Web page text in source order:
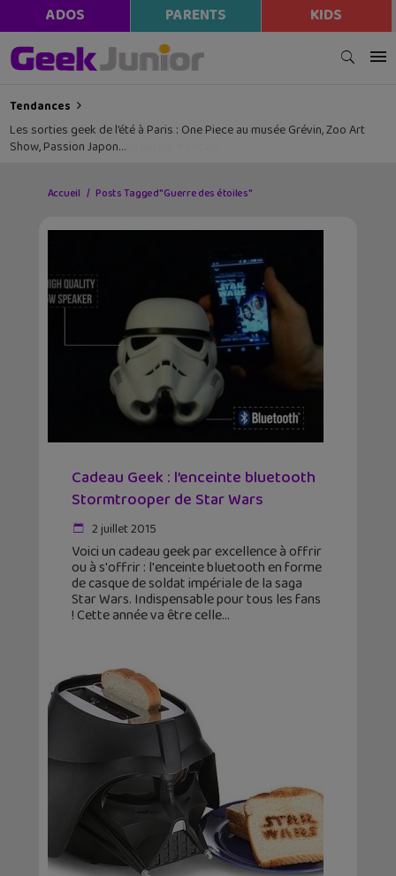
ADOS PARENTS KIDS
Tendances
Les sorties geek de l’été à Paris : One Piece au musée Grévin, Zoo Art
Show, Passion Japon…
Accueil Posts Tagged "Guerre des étoiles"
Cadeau Geek : l’enceinte bluetooth
Stormtrooper de Star Wars
2 juillet 2015
Voici un cadeau geek par excellence à offrir
ou à s'offrir : l'enceinte bluetooth en forme
de casque de soldat impériale de la saga
Star Wars. Indispensable pour tous les fans
! Cette année va être celle